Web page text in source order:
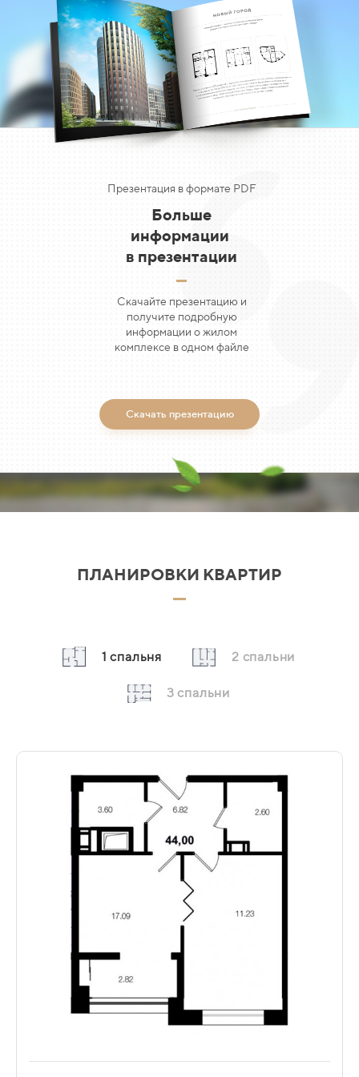
Презентация в формате PDF
Больше
информации
в презентации
Скачайте презентацию и
получите подробную
информации о жилом
комплексе в одном файле
Скачать презентацию
ПЛАНИРОВКИ КВАРТИР
1 спальня 2 спальни
3спальни